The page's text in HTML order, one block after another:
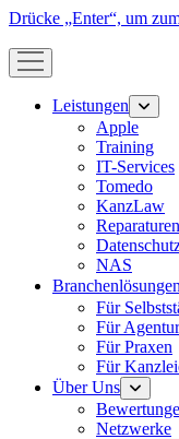
Drücke „Enter“, um
Menü
öffnen
Leistungen
Menü
öffnen
Apple
Training
IT-Services
Tomedo
KanzLaw
Reparaturen
NAS
Branchenlösungen
Für
Für
Für Praxen
Für
Über Uns Menü
öffnen
Netzwerke